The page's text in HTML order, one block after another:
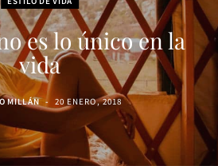
es lo único en la
vida
MILLÁN 20 ENERO, 2018